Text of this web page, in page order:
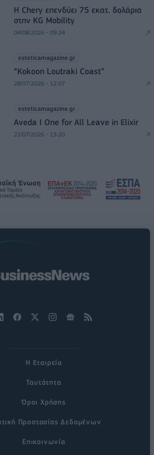
Η Chery επενδύει 75 εκατ. δολάρια
στην KG Mobility
04/08/2026 - 09:24
esteticamagazine.gr
“Kokoon Loutraki Coast”
28/07/2026 - 12:07
esteticamagazine.gr
Aveda I One for All Leave in Elixir
22/07/2026 - 13:20
Η Εταιρεία
Ταυτότητα
Όροι Χρήσης
Προστασίας Δεδομένων
Επικοινωνία